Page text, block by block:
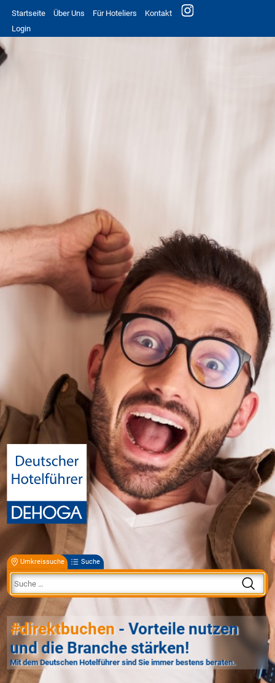
Startseite Über Uns Für Hoteliers
Kontakt
Login
Umkreissuche Suche
#direktbuchen - Vorteile nutzen
und die Branche stärken!
Mit dem Deutschen Hotelführer sind Sie immer bestens beraten.